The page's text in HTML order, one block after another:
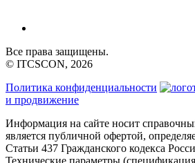
Все права защищены.
© ITCSCON, 2026
Политика конфиденциальности
и продвижение
Информация на сайте носит
является публичной офертой,
Статьи 437 Гражданского кодекса